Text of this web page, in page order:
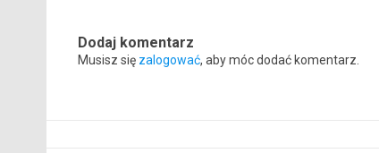
Dodaj komentarz
Musisz się zalogować, aby móc dodać komentarz.